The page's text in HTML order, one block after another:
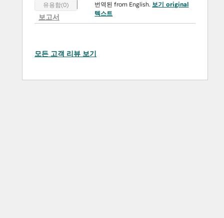
유용함(0)
보고서
번역된 from English.보기 original
텍스트
모든 고객 리뷰 보기